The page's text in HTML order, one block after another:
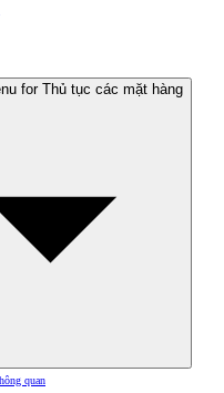
for Thủ tục các mặt hàng
quan